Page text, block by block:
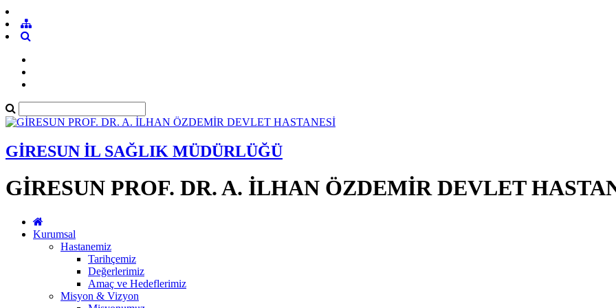
GİRESUN İL SAĞLIK MÜDÜRLÜĞÜ
GİRESUN PROF. DR. A. İLHAN ÖZDEMİR DEVLET
Kurumsal
Hastanemiz
Tarihçemiz
Değerlerimiz
Amaç ve Hedeflerimiz
Misyon & Vizyon